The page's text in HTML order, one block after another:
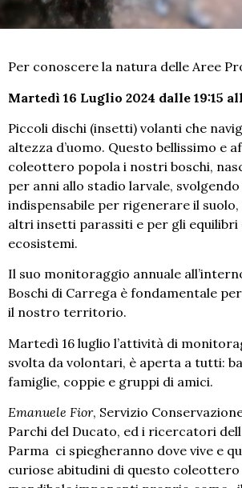
Per conoscere la natura delle Aree
Martedì 16 Luglio 2024 dalle 19:15
Piccoli dischi (insetti) volanti che
altezza d’uomo. Questo bellissimo e
coleottero popola i nostri boschi,
per anni allo stadio larvale,
indispensabile per rigenerare il
altri insetti parassiti e per gli
ecosistemi.
Il suo monitoraggio annuale
Boschi di Carrega è fondamentale
il nostro territorio.
Martedì 16 luglio l’attività di
svolta da volontari, è aperta a tutti:
famiglie, coppie e gruppi di amici.
Emanuele Fior, Servizio
Parchi del Ducato, ed i ricercatori
Parma ci spiegheranno dove vive e
curiose abitudini di questo coleottero